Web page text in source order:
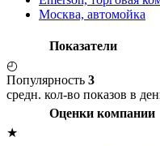
Москва, автомойка
Показатели
◴
Популярность 3
средн. кол-во показов в
Оценки компании
★